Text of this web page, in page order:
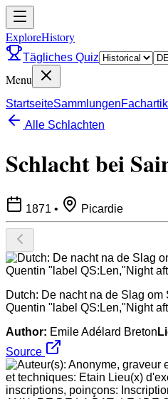
ExploreHistory
Tägliches Quiz
Menu
StartseiteSammlungen
Alle Schlachten
Schlacht bei
1871 • Picardie
Dutch: De nacht na de Slag
Quentin "label QS:Len,"Night
Author: Emile Adélard Breton
Source